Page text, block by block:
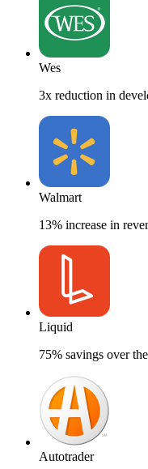
Wes
3x reduction in
Walmart
13% increase in
Liquid
75% savings over
Autotrader